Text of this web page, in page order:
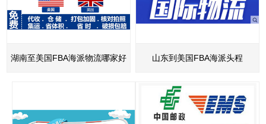
湖南至美国FBA海派物流哪家好 山东到美国FBA海派头程